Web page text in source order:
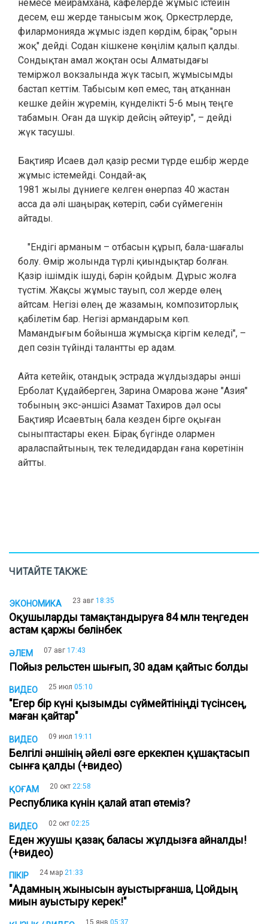
немесе мейрамхана, кафелерде жұмыс істейін
десем, еш жерде танысым жоқ. Оркестрлерде,
филармонияда жұмыс іздеп көрдім, бірақ "орын
жоқ" дейді. Содан кішкене көңілім қалып қалды.
Сондықтан амал жоқтан осы Алматыдағы
теміржол вокзалында жүк тасып, жұмысымды
бастап кеттім. Табысым көп емес, таң атқаннан
кешке дейін жүремін, күнделікті 5-6 мың теңге
табамын. Оған да шүкір дейсің әйтеуір", – дейді
жүк тасушы.
Бақтияр Исаев дәл қазір ресми түрде ешбір жерде
жұмыс істемейді. Cондай-ақ
1981 жылы дүниеге келген өнерпаз 40 жастан
асса да әлі шаңырақ көтеріп, сәби сүймегенін
айтады.
"Ендігі арманым – отбасын құрып, бала-шағалы
болу. Өмір жолында түрлі қиындықтар болған.
Қазір ішімдік ішуді, бәрін қойдым. Дұрыс жолға
түстім. Жақсы жұмыс тауып, сол жерде өлең
айтсам. Негізі өлең де жазамын, композиторлық
қабілетім бар. Негізі армандарым көп.
Мамандығым бойынша жұмысқа кіргім келеді", –
деп сөзін түйінді талантты ер адам.
Айта кетейік, отандық эстрада жұлдыздары әнші
Ерболат Құдайберген, Зарина Омарова және "Азия"
тобының экс-әншісі Азамат Тахиров дәл осы
Бақтияр Исаевтың бала кезден бірге оқыған
сыныптастары екен. Бірақ бүгінде олармен
араласпайтынын, тек теледидардан ғана көретінін
айтты.
ЧИТАЙТЕ ТАКЖЕ:
ЭКОНОМИКА 23 авг 18:35
Оқушыларды тамақтандыруға 84 млн теңгеден
астам қаржы бөлінбек
ӘЛЕМ 07 авг 17:43
Пойыз рельстен шығып, 30 адам қайтыс болды
ВИДЕО 25 июл 05:10
"Егер бір күні қызымды сүймейтініңді түсінсең,
маған қайтар"
ВИДЕО 09 июл 19:11
Белгілі әншінің әйелі өзге еркекпен құшақтасып
сынға қалды (+видео)
ҚОҒАМ 20 окт 22:58
Республика күнін қалай атап өтеміз?
ВИДЕО 02 окт 02:25
Еден жуушы қазақ баласы жұлдызға айналды!
(+видео)
ПІКІР 24 мар 21:33
"Адамның жынысын ауыстырғанша, Цойдың
миын ауыстыру керек!"
15 янв 05:37